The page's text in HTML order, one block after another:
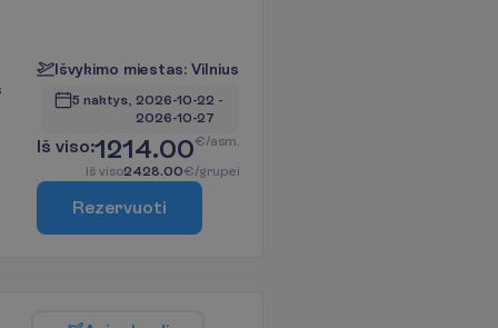
Išvykimo miestas: Vilnius
5 naktys, 2026-10-22 -
2026-10-27
Iš viso:1214.00€/asm.
Iš viso2428.00€/grupei
Rezervuoti